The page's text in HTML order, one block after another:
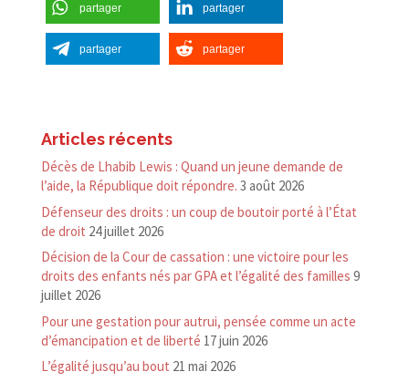
partager partager
partager partager
Articles récents
Décès de Lhabib Lewis : Quand un jeune demande de
l’aide, la République doit répondre. 3 août 2026
Défenseur des droits : un coup de boutoir porté à l’État
de droit 24 juillet 2026
Décision de la Cour de cassation : une victoire pour les
droits des enfants nés par GPA et l’égalité des familles 9
juillet 2026
Pour une gestation pour autrui, pensée comme un acte
d’émancipation et de liberté 17 juin 2026
L’égalité jusqu’au bout 21 mai 2026